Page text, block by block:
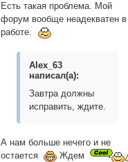
Есть такая проблема. Мой
форум вообще неадекватен в
работе.
Alex_63
написал(а):
Завтра должны
исправить, ждите.
А нам больше нечего и не
остается
Ждем